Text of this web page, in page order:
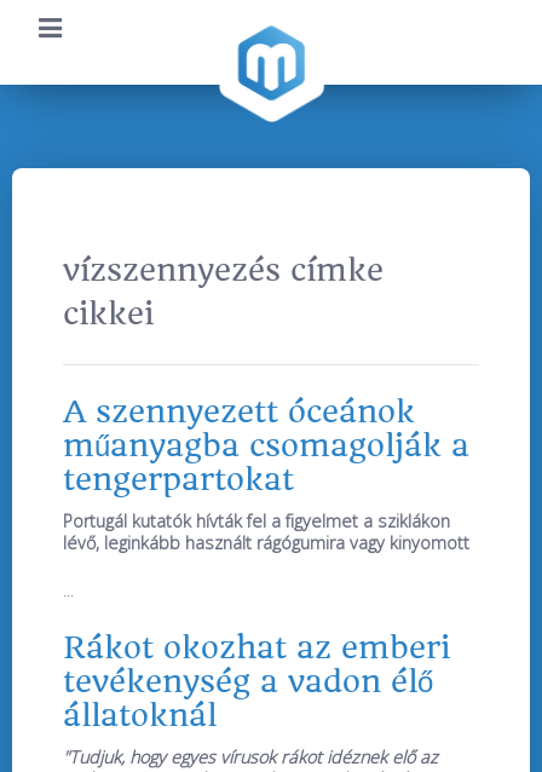
vízszennyezés címke
cikkei
A szennyezett óceánok
műanyagba csomagolják a
tengerpartokat
Portugál kutatók hívták fel a figyelmet a sziklákon
lévő, leginkább használt rágógumira vagy kinyomott
Rákot okozhat az emberi
tevékenység a vadon élő
állatoknál
"Tudjuk, hogy egyes vírusok rákot idéznek elő az